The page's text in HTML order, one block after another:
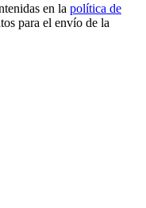
en la política de
para el envío de la